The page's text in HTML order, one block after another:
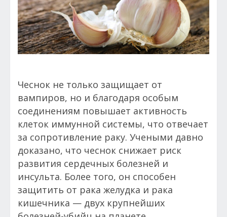
Чеснок не только защищает от
вампиров, но и благодаря особым
соединениям повышает активность
клеток иммунной системы, что отвечает
за сопротивление раку. Учеными давно
доказано, что чеснок снижает риск
развития сердечных болезней и
инсульта. Более того, он способен
защитить от рака желудка и рака
кишечника — двух крупнейших